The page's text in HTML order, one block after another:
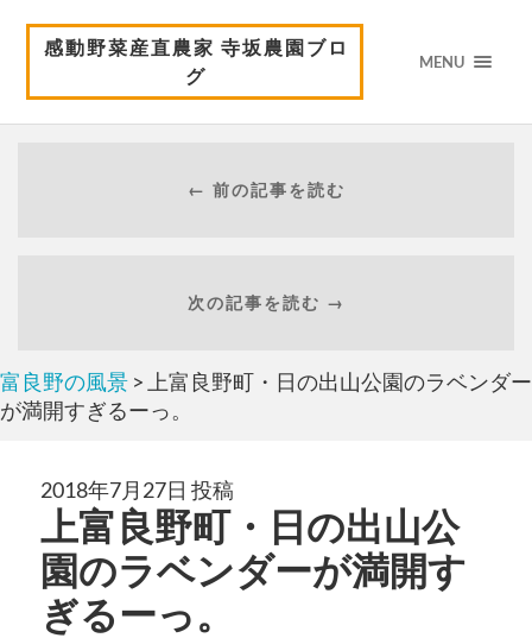
感動野菜産直農家 寺坂農園ブロ
グ
MENU
← 前の記事を読む
次の記事を読む →
富良野の風景 > 上富良野町・日の出山公園のラベンダー
が満開すぎるーっ。
2018年7月27日 投稿
上富良野町・日の出山公
園のラベンダーが満開す
ぎるーっ。